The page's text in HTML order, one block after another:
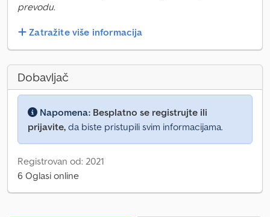
prevodu.
Zatražite više informacija
Dobavljač
Napomena: Besplatno se registrujte ili
prijavite, da biste pristupili svim informacijama.
Registrovan od: 2021
6 Oglasi online